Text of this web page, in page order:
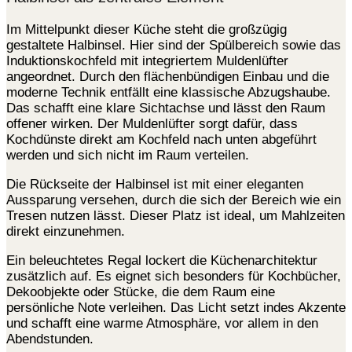
Im Mittelpunkt dieser Küche steht die großzügig
gestaltete Halbinsel. Hier sind der Spülbereich sowie das
Induktionskochfeld mit integriertem Muldenlüfter
angeordnet. Durch den flächenbündigen Einbau und die
moderne Technik entfällt eine klassische Abzugshaube.
Das schafft eine klare Sichtachse und lässt den Raum
offener wirken. Der Muldenlüfter sorgt dafür, dass
Kochdünste direkt am Kochfeld nach unten abgeführt
werden und sich nicht im Raum verteilen.
Die Rückseite der Halbinsel ist mit einer eleganten
Aussparung versehen, durch die sich der Bereich wie ein
Tresen nutzen lässt. Dieser Platz ist ideal, um Mahlzeiten
direkt einzunehmen.
Ein beleuchtetes Regal lockert die Küchenarchitektur
zusätzlich auf. Es eignet sich besonders für Kochbücher,
Dekoobjekte oder Stücke, die dem Raum eine
persönliche Note verleihen. Das Licht setzt indes Akzente
und schafft eine warme Atmosphäre, vor allem in den
Abendstunden.